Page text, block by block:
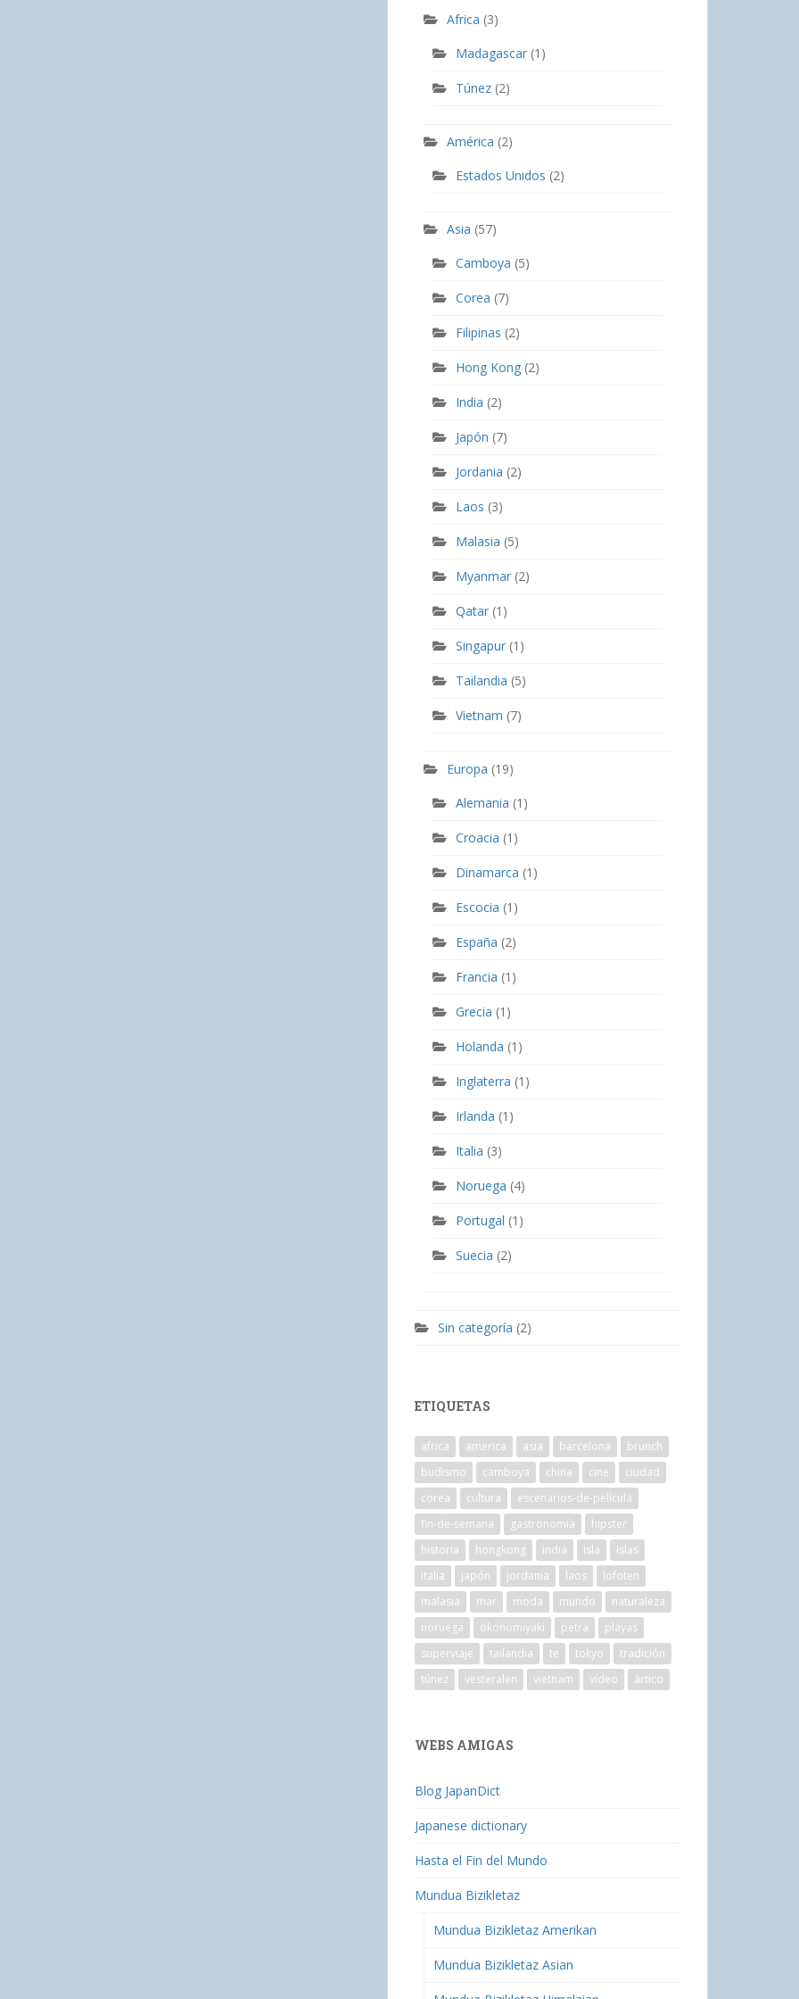
Africa (3)
Madagascar (1)
Túnez (2)
América (2)
Estados Unidos (2)
Asia (57)
Camboya (5)
Corea (7)
Filipinas (2)
Hong Kong (2)
India (2)
Japón (7)
Jordania (2)
Laos (3)
Malasia (5)
Myanmar (2)
Qatar (1)
Singapur (1)
Tailandia (5)
Vietnam (7)
Europa (19)
Alemania (1)
Croacia (1)
Dinamarca (1)
Escocia (1)
España (2)
Francia (1)
Grecia (1)
Holanda (1)
Inglaterra (1)
Irlanda (1)
Italia (3)
Noruega (4)
Portugal (1)
Suecia (2)
Sin categoría (2)
ETIQUETAS
africa america asia barcelona
brunch
budismo
camboya china cine
ciudad
corea
cultura
escenarios-de-película
fin-de-semana
gastronomía
hipster
historia
hongkong india isla
islas
italia
japón jordania laos
lofoten
malasia
mar moda mundo
naturaleza
noruega
okonomiyaki petra
playas
superviaje
tailandia te tokyo
tradición
túnez
vesteralen vietnam vídeo ártico
WEBS AMIGAS
Blog JapanDict
Japanese dictionary
Hasta el Fin del Mundo
Mundua Bizikletaz
Mundua Bizikletaz Amerikan
Mundua Bizikletaz Asian